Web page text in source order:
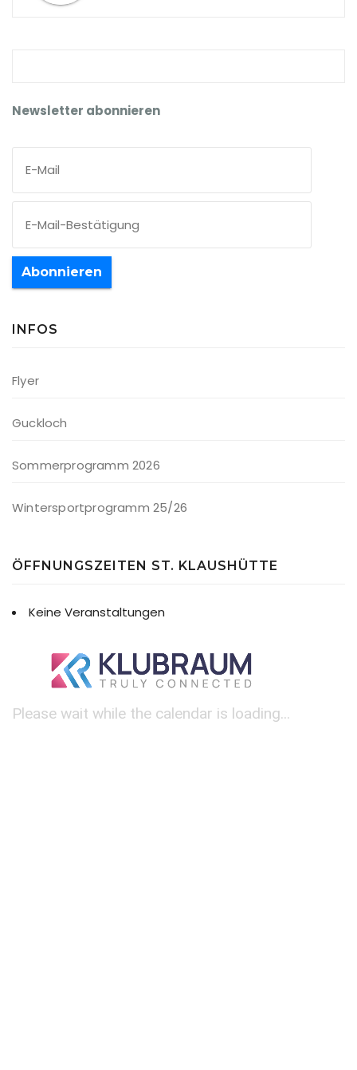
Newsletter abonnieren
Abonnieren
INFOS
Flyer
Guckloch
Sommerprogramm 2026
Wintersportprogramm 25/26
ÖFFNUNGSZEITEN ST. KLAUSHÜTTE
Keine Veranstaltungen